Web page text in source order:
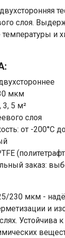
слоя.
и
мкм
3, 5 м²
слоя
от -200°C
заказ:
230 мкм -
и
Устойчива